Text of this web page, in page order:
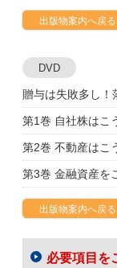
出版物案内へ戻る
DVD
贈与は失敗多し！
第1巻 自社株はこ
第2巻 不動産はこ
第3巻 金融資産を
出版物案内へ戻る
必要項目を